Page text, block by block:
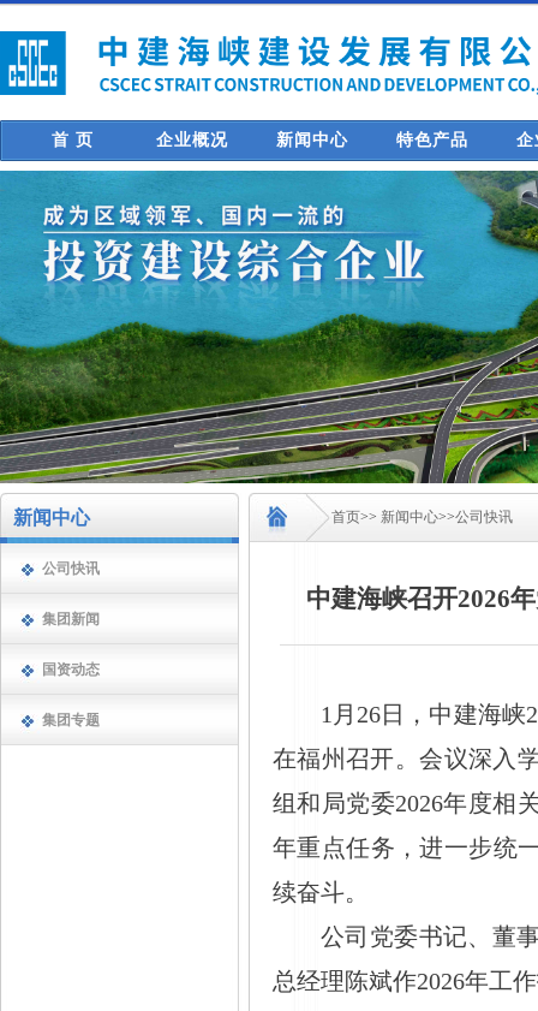
首 页 企业概况 新闻中心 特色产品 企
新闻中心
公司快讯
集团新闻
国资动态
集团专题
首页>> 新闻中心>>公司快讯
中建海峡召开2026
1月26日，中建海峡
在福州召开。会议深入
组和局党委2026年度相
年重点任务，进一步统
续奋斗。
公司党委书记、董
总经理陈斌作2026年工